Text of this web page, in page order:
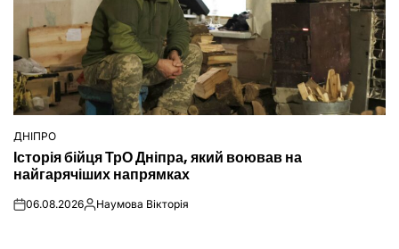
ОПУБЛІКУВАТИ
У
ДНІПРО
Історія бійця ТрО Дніпра, який воював на
найгарячіших напрямках
on06.08.2026Опубліковано
Наумова Вікторія